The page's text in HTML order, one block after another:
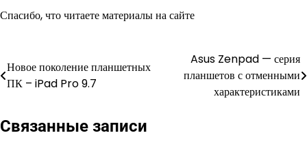
Спасибо, что читаете материалы на сайте
Навигация
по
Новое поколение планшетных
ПК – iPad Pro 9.7
Asus Zenpad — серия
планшетов с отменными
характеристиками
Связанные записи